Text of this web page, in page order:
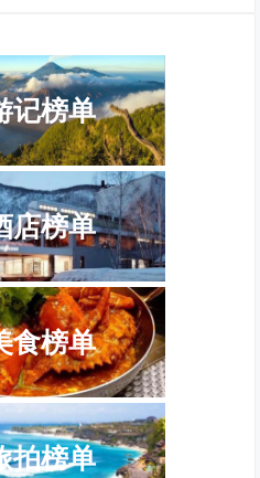
记榜单
店榜单
食榜单
拍榜单